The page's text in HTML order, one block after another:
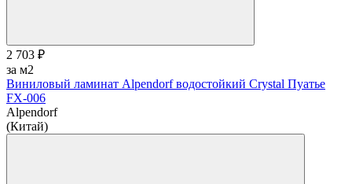
2 703 ₽
за м2
Виниловый ламинат Alpendorf водостойкий Crystal Пуатье
FX-006
Alpendorf
(Китай)